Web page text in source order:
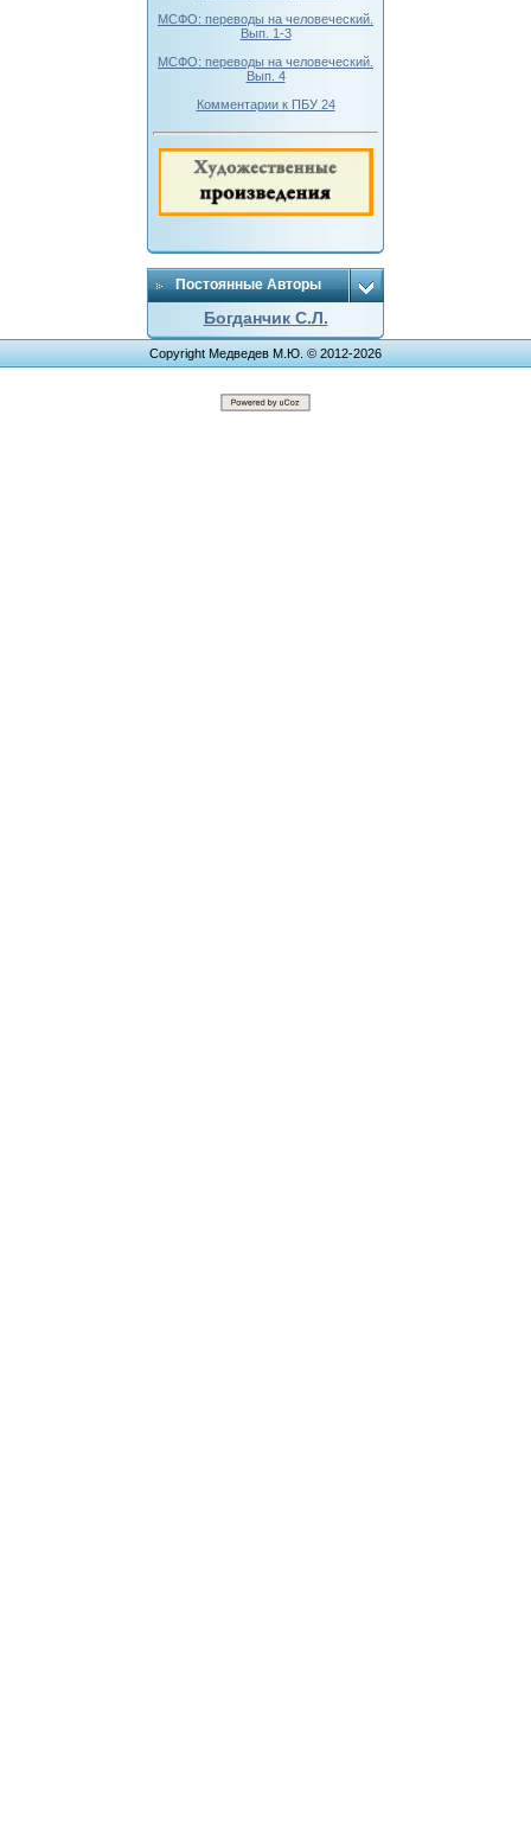
МСФО: переводы на человеческий.
Вып. 1-3
МСФО: переводы на человеческий.
Вып. 4
Комментарии к ПБУ 24
Постоянные Авторы
Богданчик С.Л.
Copyright Медведев М.Ю. © 2012-2026